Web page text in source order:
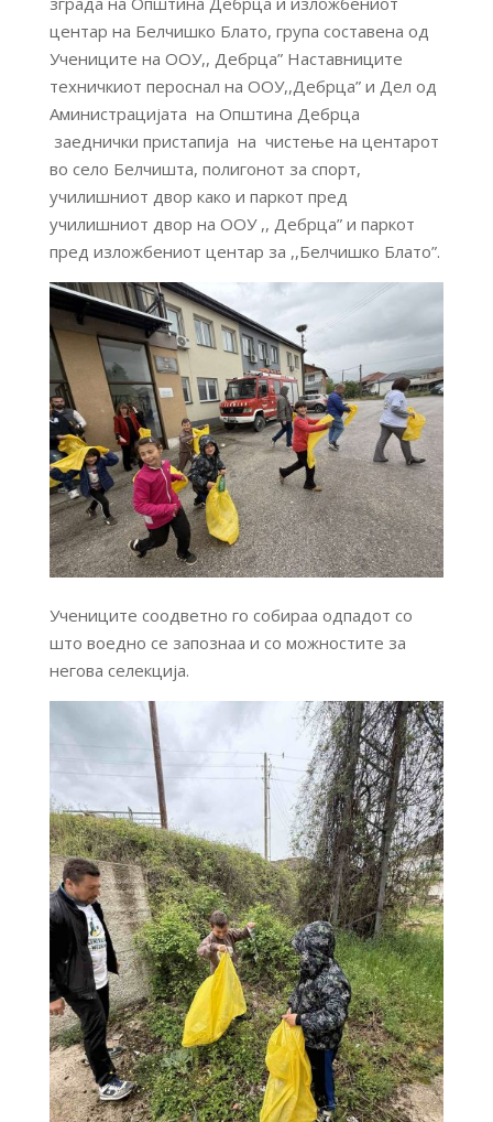
центар на Белчишко Блато, група составена од
Учениците на ООУ,, Дебрца” Наставниците
техничкиот пероснал на ООУ,,Дебрца” и Дел од
Аминистрацијата на Општина Дебрца
заеднички пристапија на чистење на центарот
во село Белчишта, полигонот за спорт,
училишниот двор како и паркот пред
училишниот двор на ООУ ,, Дебрца” и паркот
пред изложбениот центар за ,,Белчишко Блато”.
Учениците соодветно го собираа одпадот со
што воедно се запознаа и со можностите за
негова селекција.